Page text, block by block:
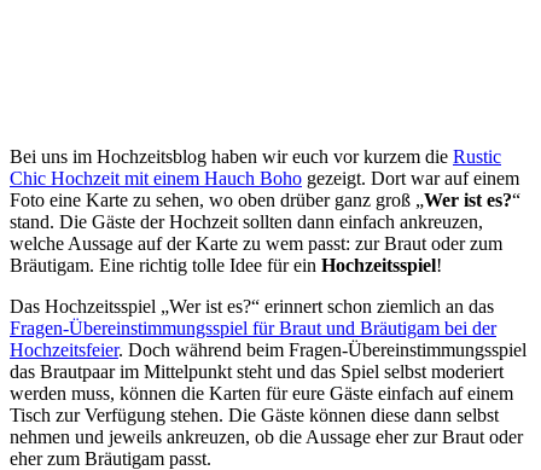
Bei uns im Hochzeitsblog haben wir euch vor kurzem die Rustic
Chic Hochzeit mit einem Hauch Boho gezeigt. Dort war auf einem
Foto eine Karte zu sehen, wo oben drüber ganz groß „Wer ist es?“
stand. Die Gäste der Hochzeit sollten dann einfach ankreuzen,
welche Aussage auf der Karte zu wem passt: zur Braut oder zum
Bräutigam. Eine richtig tolle Idee für ein Hochzeitsspiel!
Das Hochzeitsspiel „Wer ist es?“ erinnert schon ziemlich an das
Fragen-Übereinstimmungsspiel für Braut und Bräutigam bei der
Hochzeitsfeier. Doch während beim Fragen-Übereinstimmungsspiel
das Brautpaar im Mittelpunkt steht und das Spiel selbst moderiert
werden muss, können die Karten für eure Gäste einfach auf einem
Tisch zur Verfügung stehen. Die Gäste können diese dann selbst
nehmen und jeweils ankreuzen, ob die Aussage eher zur Braut oder
eher zum Bräutigam passt.